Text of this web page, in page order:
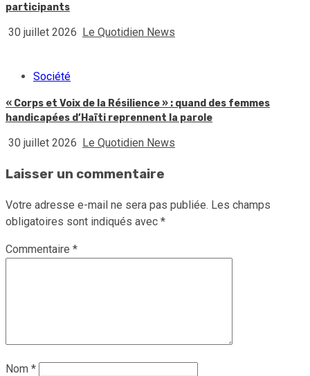
participants
30 juillet 2026 Le Quotidien News
Société
« Corps et Voix de la Résilience » : quand des femmes
handicapées d’Haïti reprennent la parole
30 juillet 2026 Le Quotidien News
Laisser un commentaire
Votre adresse e-mail ne sera pas publiée. Les champs
obligatoires sont indiqués avec *
Commentaire *
Nom *